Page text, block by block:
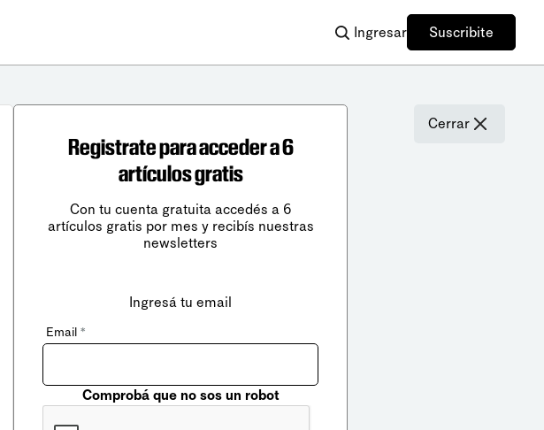
Ingresar Suscribite
Cerrar
Registrate para acceder a 6
artículos gratis
Con tu cuenta gratuita accedés a 6
artículos gratis por mes y recibís nuestras
newsletters
Ingresá tu email
Email *
Comprobá que no sos un robot